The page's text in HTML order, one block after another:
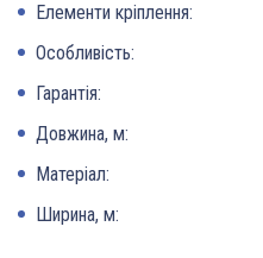
Елементи кріплення:
Особливість:
Гарантія:
Довжина, м:
Матеріал:
Ширина, м: